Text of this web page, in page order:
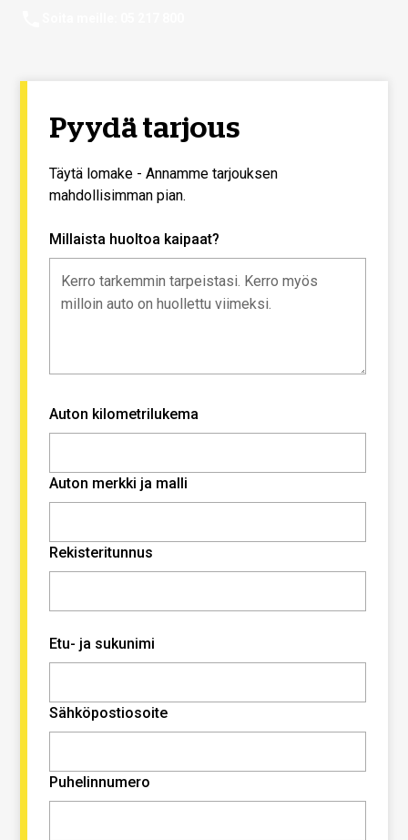
Pyydä tarjous
Täytä lomake - Annamme tarjouksen
mahdollisimman pian.
Millaista huoltoa kaipaat?
Auton kilometrilukema
Auton merkki ja malli
Rekisteritunnus
Etu- ja sukunimi
Sähköpostiosoite
Puhelinnumero